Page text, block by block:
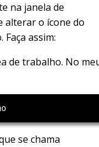
na janela de
alterar o ícone do
assim:
de trabalho. No
se chama